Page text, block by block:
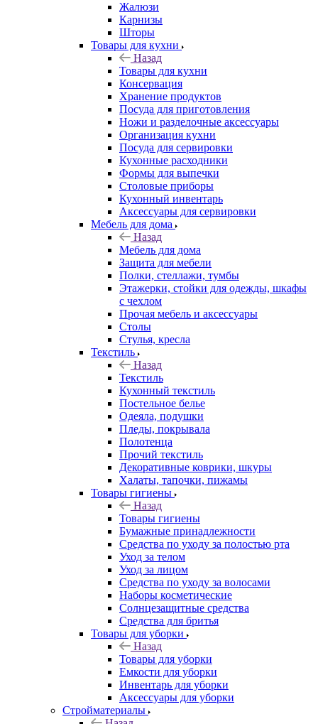
Жалюзи
Карнизы
Шторы
Товары для кухни
Назад
Товары для кухни
Консервация
Хранение продуктов
Посуда для приготовления
Ножи и разделочные аксессуары
Организация кухни
Посуда для сервировки
Кухонные расходники
Формы для выпечки
Столовые приборы
Кухонный инвентарь
Аксессуары для сервировки
Мебель для дома
Назад
Мебель для дома
Защита для мебели
Полки, стеллажи, тумбы
Этажерки, стойки для одежды, шкафы
с чехлом
Прочая мебель и аксессуары
Столы
Стулья, кресла
Текстиль
Назад
Текстиль
Кухонный текстиль
Постельное белье
Одеяла, подушки
Пледы, покрывала
Полотенца
Прочий текстиль
Декоративные коврики, шкуры
Халаты, тапочки, пижамы
Товары гигиены
Назад
Товары гигиены
Бумажные принадлежности
Средства по уходу за полостью рта
Уход за телом
Уход за лицом
Средства по уходу за волосами
Наборы косметические
Солнцезащитные средства
Средства для бритья
Товары для уборки
Назад
Товары для уборки
Емкости для уборки
Инвентарь для уборки
Аксессуары для уборки
Стройматериалы